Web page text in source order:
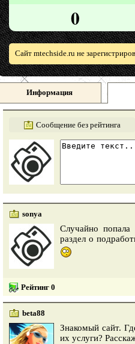
0
Сайт mtechside.ru не
Информация
Сообщение без рейтинга
sonya
Случайно попала
раздел о
Рейтинг 0
beta88
Знакомый сайт.
их услуги?